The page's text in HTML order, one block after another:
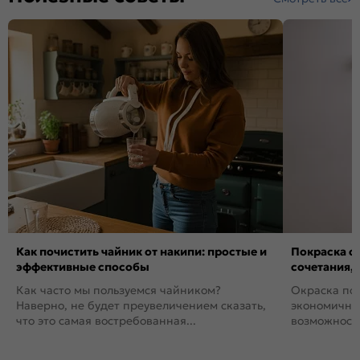
Как почистить чайник от накипи: простые и
эффективные способы
Как часто мы пользуемся чайником?
Наверно, не будет преувеличением сказать,
что это самая востребованная...
Покраска
сочетания,
Окраска